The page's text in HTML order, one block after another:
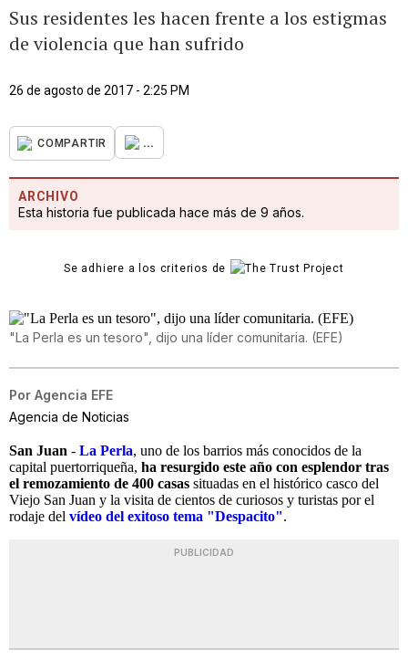
Sus residentes les hacen frente a los estigmas
de violencia que han sufrido
26 de agosto de 2017 - 2:25 PM
COMPARTIR ...
ARCHIVO
Esta historia fue publicada hace más de 9 años.
Se adhiere a los criterios de
"La Perla es un tesoro", dijo una líder comunitaria. (EFE)
Por Agencia EFE
Agencia de Noticias
San Juan - La Perla, uno de los barrios más conocidos de la
capital puertorriqueña, ha resurgido este año con esplendor tras
el remozamiento de 400 casas situadas en el histórico casco del
Viejo San Juan y la visita de cientos de curiosos y turistas por el
rodaje del vídeo del exitoso tema "Despacito".
PUBLICIDAD